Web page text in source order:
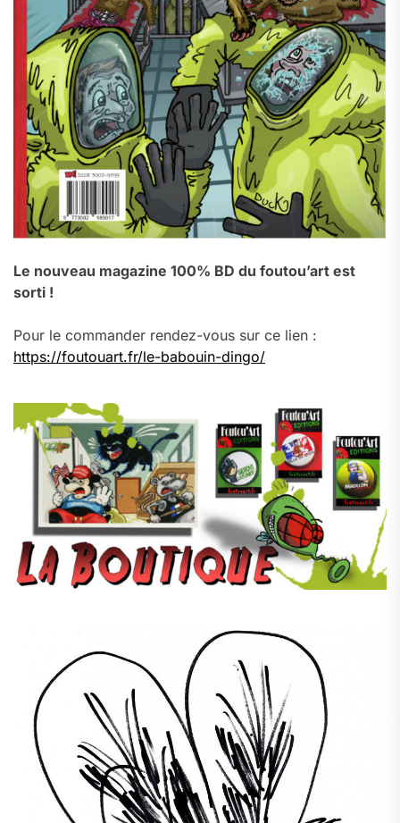
Le nouveau magazine 100% BD du foutou’art est
sorti !
Pour le commander rendez-vous sur ce lien :
https://foutouart.fr/le-babouin-dingo/